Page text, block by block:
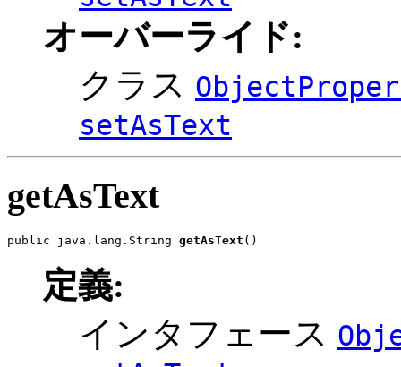
オーバーライド:
クラス
setAsText
getAsText
public java.lang.String getAsText ()
定義:
インタフェース